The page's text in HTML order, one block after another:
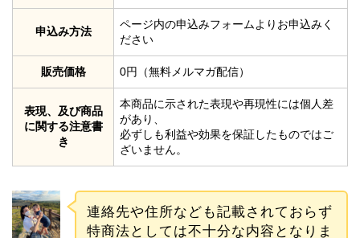
申込み方法
ページ内の申込みフォームよりお申込みく
ださい
販売価格 0円（無料メルマガ配信）
表現、及び商品
に関する注意書
き
本商品に示された表現や再現性には個人差
があり、
必ずしも利益や効果を保証したものではご
ざいません。
連絡先や住所なども記載されておらず
特商法としては不十分な内容となりま